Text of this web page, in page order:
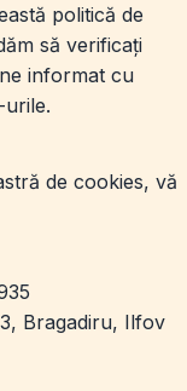
politică de
să verificați
informat cu
de cookies, vă
Bragadiru, Ilfov